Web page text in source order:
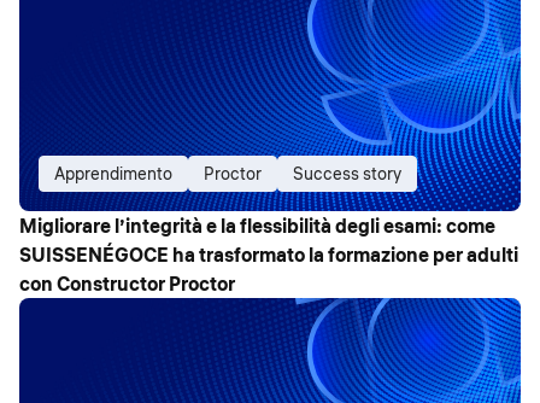
Apprendimento Proctor Success story
Migliorare l’integrità e la flessibilità degli esami: come
SUISSENÉGOCE ha trasformato la formazione per adulti
con Constructor Proctor